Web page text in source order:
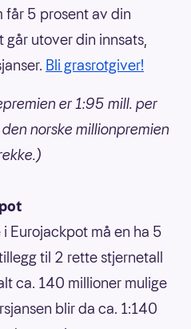
får 5 prosent av din
går utover din innsats,
Bli grasrotgiver!
er 1:95 mill. per
norske millionpremien
Eurojackpot må en ha 5
til 2 rette stjernetall
ca. 140 millioner mulige
blir da ca. 1:140